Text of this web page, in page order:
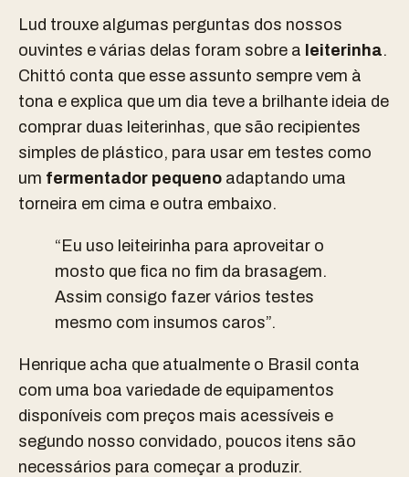
Lud trouxe algumas perguntas dos nossos
ouvintes e várias delas foram sobre a leiterinha.
Chittó conta que esse assunto sempre vem à
tona e explica que um dia teve a brilhante ideia de
comprar duas leiterinhas, que são recipientes
simples de plástico, para usar em testes como
um fermentador pequeno adaptando uma
torneira em cima e outra embaixo.
“Eu uso leiteirinha para aproveitar o
mosto que fica no fim da brasagem.
Assim consigo fazer vários testes
mesmo com insumos caros”.
Henrique acha que atualmente o Brasil conta
com uma boa variedade de equipamentos
disponíveis com preços mais acessíveis e
segundo nosso convidado, poucos itens são
necessários para começar a produzir.